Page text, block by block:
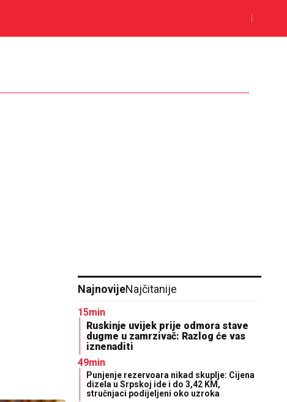
NajnovijeNajčitanije
15min
Ruskinje uvijek prije odmora stave
dugme u zamrzivač: Razlog će vas
iznenaditi
49min
Punjenje rezervoara nikad skuplje: Cijena
dizela u Srpskoj ide i do 3,42 KM,
stručnjaci podijeljeni oko uzroka